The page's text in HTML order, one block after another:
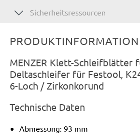
Sicherheitsressourcen
PRODUKTINFORMATION
MENZER Klett-Schleifblätter
Deltaschleifer für Festool,
6-Loch / Zirkonkorund
Technische Daten
Abmessung: 93 mm